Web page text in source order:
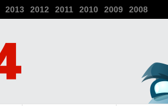
2013 2012 2011 2010 2009 2008